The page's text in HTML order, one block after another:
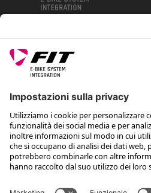
SEGUICI
*Prezzo consigliato non vincolante,
Rotax Bike